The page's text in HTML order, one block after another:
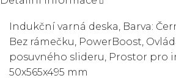
Indukční varná deska, Barva:
Bez rámečku, PowerBoost,
posuvného slideru, Prostor pro
50x565x495 mm